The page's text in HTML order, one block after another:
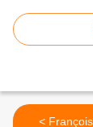
< François d’Assise et